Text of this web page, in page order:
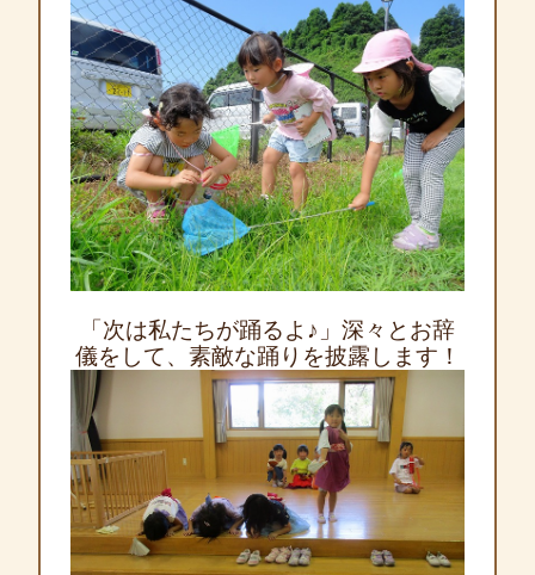
「次は私たちが踊るよ♪」深々とお辞
儀をして、素敵な踊りを披露します！